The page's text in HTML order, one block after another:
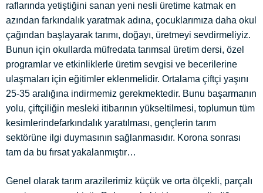
raflarında yetiştiğini sanan yeni nesli üretime katmak en
azından farkındalık yaratmak adına, çocuklarımıza daha okul
çağından başlayarak tarımı, doğayı, üretmeyi sevdirmeliyiz.
Bunun için okullarda müfredata tarımsal üretim dersi, özel
programlar ve etkinliklerle üretim sevgisi ve becerilerine
ulaşmaları için eğitimler eklenmelidir. Ortalama çiftçi yaşını
25-35 aralığına indirmemiz gerekmektedir. Bunu başarmanın
yolu, çiftçiliğin mesleki itibarının yükseltilmesi, toplumun tüm
kesimlerindefarkındalık yaratılması, gençlerin tarım
sektörüne ilgi duymasının sağlanmasıdır. Korona sonrası
tam da bu fırsat yakalanmıştır…
Genel olarak tarım arazilerimiz küçük ve orta ölçekli, parçalı